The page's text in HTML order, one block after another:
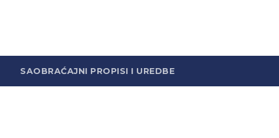
SAOBRAĆAJNI PROPISI I UREDBE